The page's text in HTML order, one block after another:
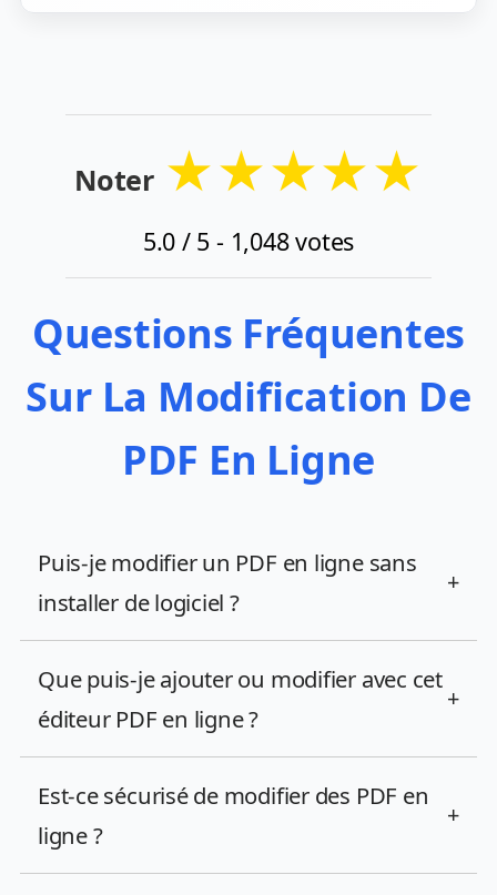
Noter ★★★★★
5.0 / 5 - 1,048votes
Questions Fréquentes
Sur La Modification De
PDF En Ligne
Puis-je modifier un PDF en ligne sans
installer de logiciel ?
+
Que puis-je ajouter ou modifier avec cet
éditeur PDF en ligne ?
+
Est-ce sécurisé de modifier des PDF en
ligne ?
+